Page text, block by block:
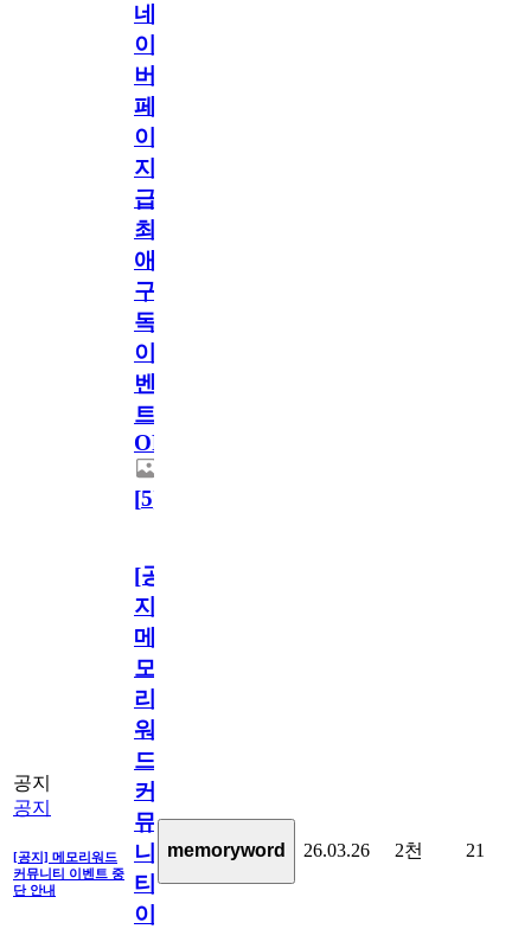
네
이
버
페
이
지
급!
최
애
구
독
이
벤
트
OPEN!
[5]
공지
공지
[공지] 메모리워드
커뮤니티 이벤트 중
단 안내
[공
지]
메
모
리
워
드
커
뮤
니
티
이
memoryword 26.03.26 2천 21